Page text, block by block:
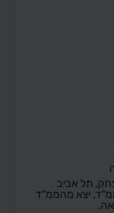
תל אביב
יצא מהממ"ד